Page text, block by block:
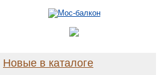
Новые в каталоге